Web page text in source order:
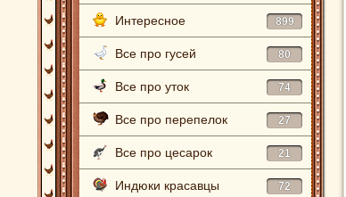
Интересное 899
Все про гусей 80
Все про уток 74
Все про перепелок 27
Все про цесарок 21
Индюки красавцы 72